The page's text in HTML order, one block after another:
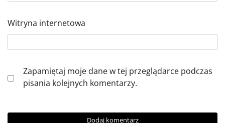
Witryna internetowa
Zapamiętaj moje dane w tej przeglądarce podczas
pisania kolejnych komentarzy.